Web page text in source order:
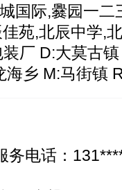
国际,爨园一二
苑,北辰中学,
厂 D:大莫古
乡 M:马街镇
务电话：